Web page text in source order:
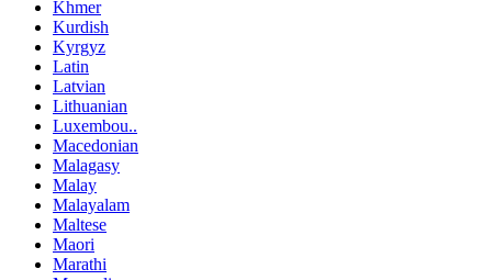
Khmer
Kurdish
Kyrgyz
Latin
Latvian
Lithuanian
Luxembou..
Macedonian
Malagasy
Malay
Malayalam
Maltese
Maori
Marathi